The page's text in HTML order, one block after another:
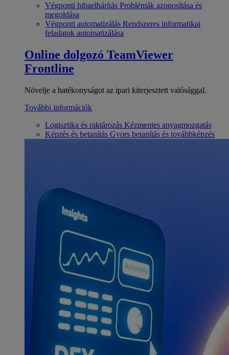
Végponti hibaelhárítás Problémák azonosítása és
megoldása
Végponti automatizálás Rendszeres informatikai
feladatok automatizálása
Online dolgozó TeamViewer
Frontline
Növelje a hatékonyságot az ipari kiterjesztett valósággal.
További információk
Logisztika és raktározás Kézmentes anyagmozgatás
Képzés és betanítás Gyors betanítás és továbbképzés